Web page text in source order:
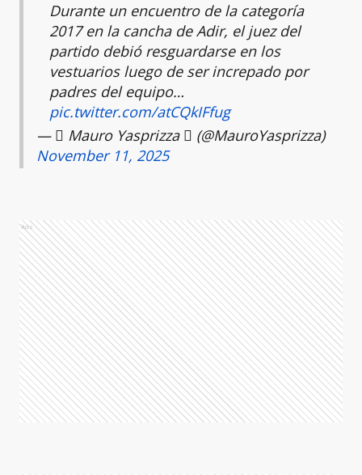
Durante un encuentro de la categoría
2017 en la cancha de Adir, el juez del
partido debió resguardarse en los
vestuarios luego de ser increpado por
padres del equipo…
pic.twitter.com/atCQkIFfug
—  Mauro Yasprizza  (@MauroYasprizza)
November 11, 2025
Ads